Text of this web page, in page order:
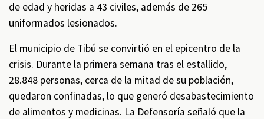
de edad y heridas a 43 civiles, además de 265
uniformados lesionados.
El municipio de Tibú se convirtió en el epicentro de la
crisis. Durante la primera semana tras el estallido,
28.848 personas, cerca de la mitad de su población,
quedaron confinadas, lo que generó desabastecimiento
de alimentos y medicinas. La Defensoría señaló que la